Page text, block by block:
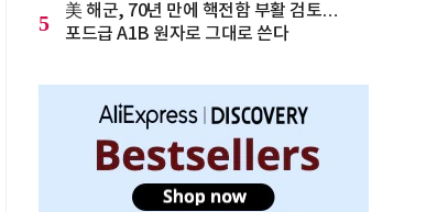
5
美 해군, 70년 만에 핵전함 부활 검토…
포드급 A1B 원자로 그대로 쓴다